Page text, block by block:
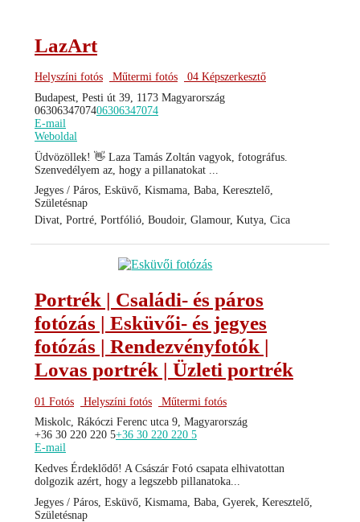
LazArt
Helyszíni fotós Műtermi fotós
04 Képszerkesztő
Budapest, Pesti út 39, 1173 Magyarország
0630634707406306347074
E-mail
Weboldal
Üdvözöllek! 👋 Laza Tamás Zoltán vagyok, fotográfus.
Szenvedélyem az, hogy a pillanatokat ...
Jegyes / Páros, Esküvő, Kismama, Baba, Keresztelő,
Születésnap
Divat, Portré, Portfólió, Boudoir, Glamour, Kutya, Cica
Portrék | Családi- és páros
fotózás | Esküvői- és jegyes
fotózás | Rendezvényfotók |
Lovas portrék | Üzleti portrék
01 Fotós Helyszíni fotós
Műtermi fotós
Miskolc, Rákóczi Ferenc utca 9, Magyarország
+36 30 220 220 5+36 30 220 220 5
E-mail
Kedves Érdeklődő! A Császár Fotó csapata elhivatottan
dolgozik azért, hogy a legszebb pillanatoka...
Jegyes / Páros, Esküvő, Kismama, Baba, Gyerek, Keresztelő,
Születésnap